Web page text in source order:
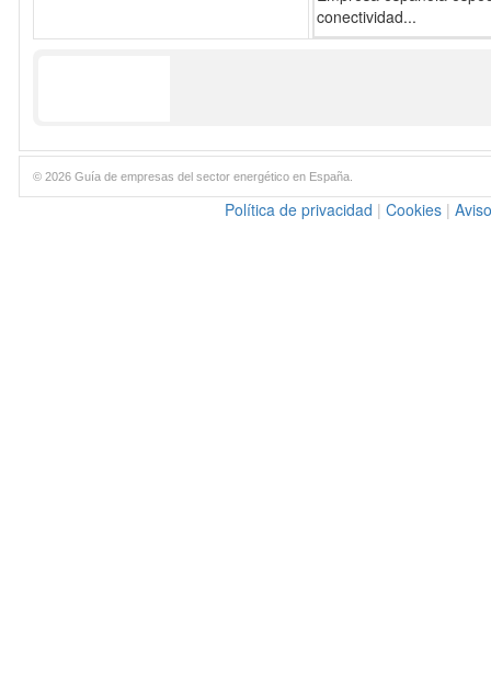
conectividad...
© 2026 Guía de empresas del sector energético en España.
Política de privacidad | Cookies |